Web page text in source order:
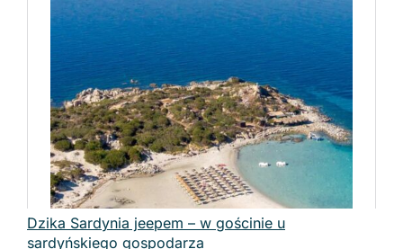
Dzika Sardynia jeepem – w gościnie u
sardyńskiego gospodarza